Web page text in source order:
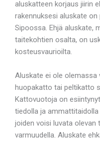
aluskatteen korjaus jiirin
rakennuksesi aluskate
Sipoossa. Ehjä aluskate,
taitekohtien osalta, on
kosteusvaurioilta.
Aluskate ei ole olemassa
huopakatto tai peltikatto
Kattovuotoja on
tiedolla ja
joiden voisi luvata
varmuudella. Aluskate